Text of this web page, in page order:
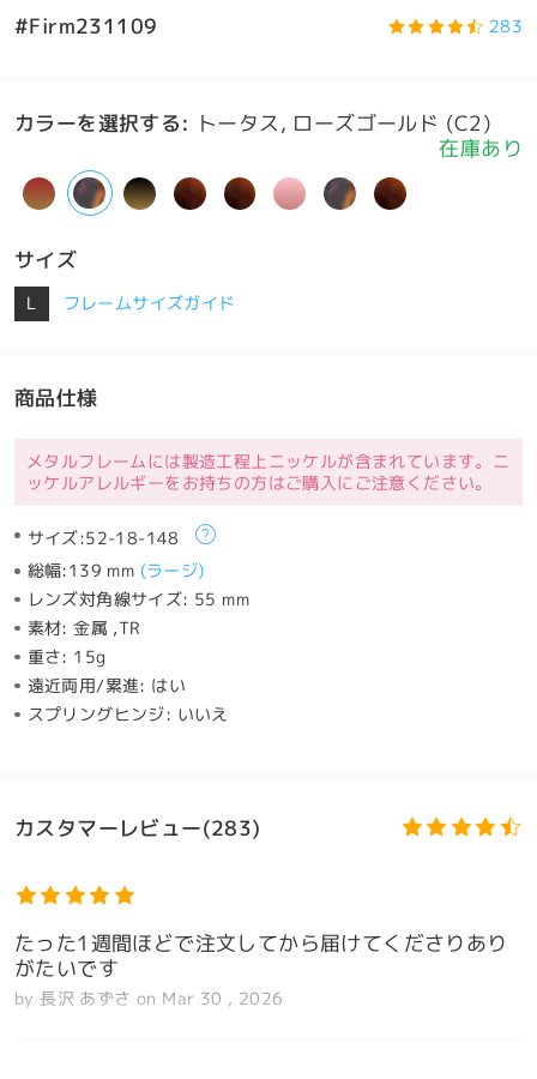
#Firm231109 283
カラーを選択する: トータス, ローズゴールド (C2)
在庫あり
サイズ
L フレームサイズガイド
商品仕様
メタルフレームには製造工程上ニッケルが含まれています。ニ
ッケルアレルギーをお持ちの方はご購入にご注意ください。
サイズ:52-18-148
総幅:139 mm (ラージ)
レンズ対角線サイズ: 55 mm
素材:金属 ,TR
重さ: 15g
遠近両用/累進: はい
スプリングヒンジ: いいえ
カスタマーレビュー(283)
たった1週間ほどで注文してから届けてくださりあり
がたいです
by 長沢 あずさ on Mar 30 , 2026